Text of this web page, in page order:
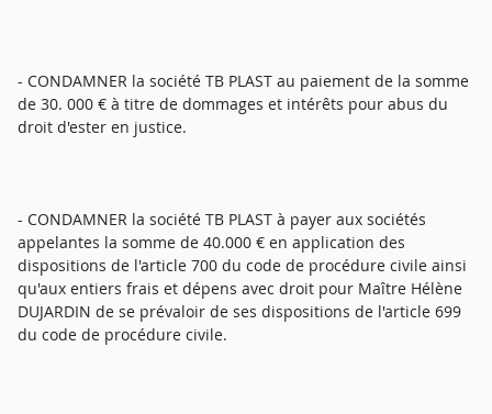
- CONDAMNER la société TB PLAST au paiement de la somme
de 30. 000 € à titre de dommages et intérêts pour abus du
droit d'ester en justice.
- CONDAMNER la société TB PLAST à payer aux sociétés
appelantes la somme de 40.000 € en application des
dispositions de l'article 700 du code de procédure civile ainsi
qu'aux entiers frais et dépens avec droit pour Maître Hélène
DUJARDIN de se prévaloir de ses dispositions de l'article 699
du code de procédure civile.